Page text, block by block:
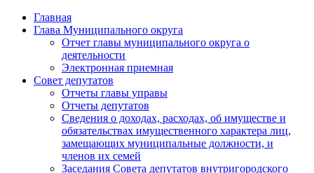
Главная
Глава Муниципального округа
Отчет главы муниципального округа о
деятельности
Электронная приемная
Совет депутатов
Отчеты главы управы
Отчеты депутатов
Сведения о доходах, расходах, об имуществе и
обязательствах имущественного характера лиц,
замещающих муниципальные должности, и
членов их семей
Заседания Совета депутатов внутригородского